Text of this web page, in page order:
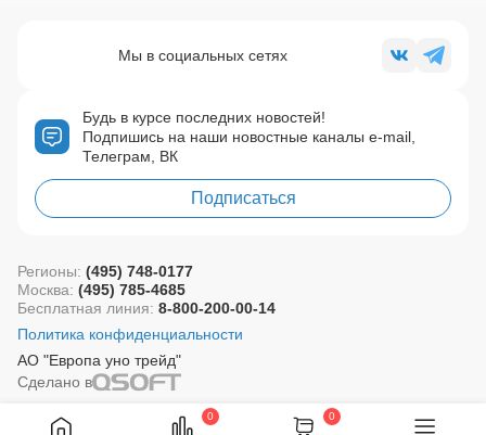
0 0
Будь в курсе последних новостей!
Подпишись на наши новостные каналы e-mail,
Телеграм, ВК
Подписаться
Мы в социальных сетях
АО "Европа уно трейд"
Регионы: (495) 748-0177
Москва: (495) 785-4685
Бесплатная линия: 8-800-200-00-14
Политика конфиденциальности
Сделано в